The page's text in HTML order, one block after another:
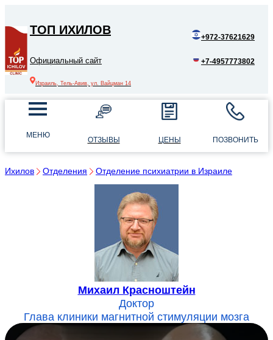
ТОП ИХИЛОВ
Официальный сайт
Израиль, Тель-Авив, ул. Вайцман 14
+972-37621629
+7-4957773802
МЕНЮ
ОТЗЫВЫ ЦЕНЫ ПОЗВОНИТЬ
Ихилов Отделения Отделение психиатрии в Израиле
Михаил Красноштейн
Доктор
Глава клиники магнитной стимуляции мозга